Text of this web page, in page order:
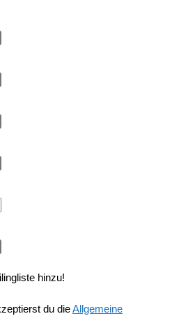
hinzu!
du dieAllgemeine